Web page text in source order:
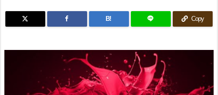
B! Copy